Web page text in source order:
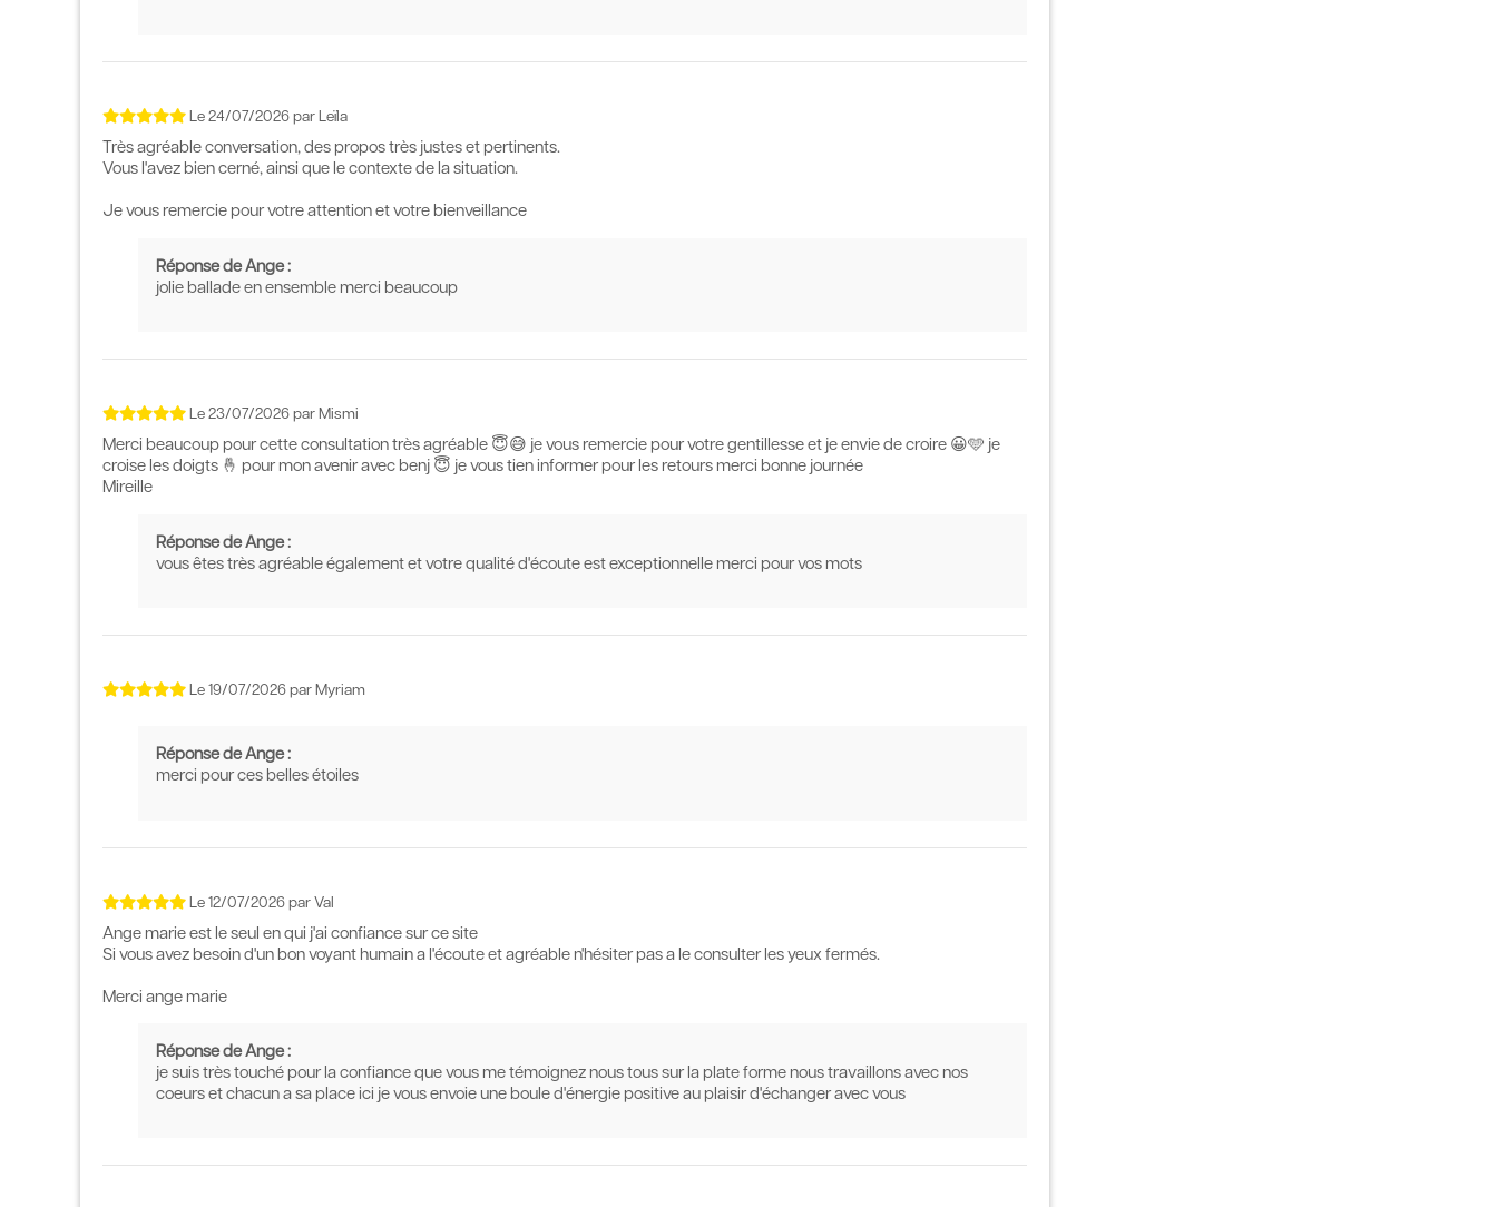
Le 24/07/2026 par Leïla
Très agréable conversation, des propos très justes et pertinents.
Vous l'avez bien cerné, ainsi que le contexte de la situation.
Je vous remercie pour votre attention et votre bienveillance
Réponse de Ange :
jolie ballade en ensemble merci beaucoup
Le 23/07/2026 par Mismi
Merci beaucoup pour cette consultation très agréable 😇😅 je vous remercie pour votre gentillesse et je envie de croire 😀🩵 je
croise les doigts 🤞 pour mon avenir avec benj 😇 je vous tien informer pour les retours merci bonne journée
Mireille
Réponse de Ange :
vous êtes très agréable également et votre qualité d'écoute est exceptionnelle merci pour vos mots
Le 19/07/2026 par Myriam
Réponse de Ange :
merci pour ces belles étoiles
Le 12/07/2026 par Val
Ange marie est le seul en qui j'ai confiance sur ce site
Si vous avez besoin d'un bon voyant humain a l'écoute et agréable n'hésiter pas a le consulter les yeux fermés.
Merci ange marie
Réponse de Ange :
je suis très touché pour la confiance que vous me témoignez nous tous sur la plate forme nous travaillons avec nos
coeurs et chacun a sa place ici je vous envoie une boule d'énergie positive au plaisir d'échanger avec vous